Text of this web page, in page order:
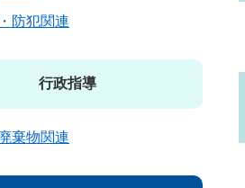
防犯関連
行政指導
棄物関連